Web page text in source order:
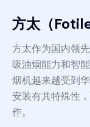
方太（
方太作为国内领
吸油烟能力和智
烟机越来越受到
安装有其特殊性
作。